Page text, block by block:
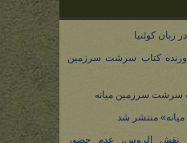
زبان کوئنیا
کتاب سرشت سرزمین
سرشت سرزمین میانه
منتشر شد
نقش الروس، عدم حضور